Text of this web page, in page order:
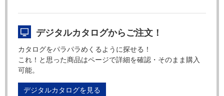
デジタルカタログからご注文！
カタログをパラパラめくるように探せる！
これ！と思った商品はページで詳細を確認・そのまま購入
可能。
デジタルカタログを見る